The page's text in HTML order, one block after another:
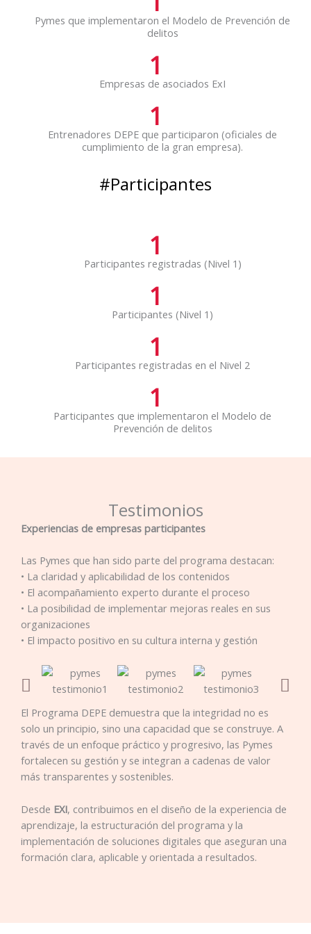
Pymes que implementaron el Modelo de Prevención de
delitos
1
Empresas de asociados ExI
1
Entrenadores DEPE que participaron (oficiales de
cumplimiento de la gran empresa).
#Participantes
1
Participantes registradas (Nivel 1)
1
Participantes (Nivel 1)
1
Participantes registradas en el Nivel 2
1
Participantes que implementaron el Modelo de
Prevención de delitos
Testimonios
Experiencias de empresas participantes
Las Pymes que han sido parte del programa destacan:
• La claridad y aplicabilidad de los contenidos
• El acompañamiento experto durante el proceso
• La posibilidad de implementar mejoras reales en sus
organizaciones
• El impacto positivo en su cultura interna y gestión
El Programa DEPE demuestra que la integridad no es
solo un principio, sino una capacidad que se construye. A
través de un enfoque práctico y progresivo, las Pymes
fortalecen su gestión y se integran a cadenas de valor
más transparentes y sostenibles.
Desde EXI, contribuimos en el diseño de la experiencia de
aprendizaje, la estructuración del programa y la
implementación de soluciones digitales que aseguran una
formación clara, aplicable y orientada a resultados.